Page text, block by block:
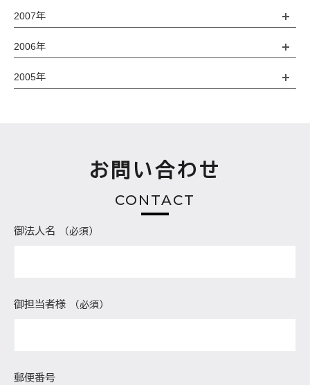
2007年
2006年
2005年
お問い合わせ
CONTACT
御法人名 （必須）
御担当者様 （必須）
郵便番号